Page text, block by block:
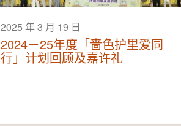
2025 年 3 月 19 日
2024－25年度「啬色护里爱同
行」计划回顾及嘉许礼